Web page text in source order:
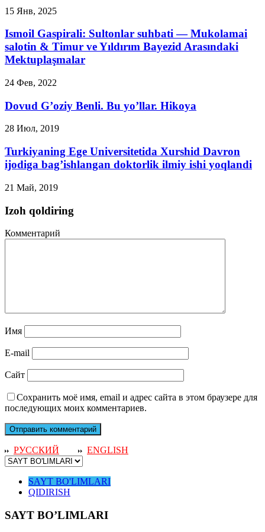
15 Янв, 2025
Ismoil Gaspirali: Sultonlar suhbati — Mukolamai
salotin & Timur ve Yıldırım Bayezid Arasındaki
Mektuplaşmalar
24 Фев, 2022
Dovud G’oziy Benli. Bu yo’llar. Hikoya
28 Июл, 2019
Turkiyaning Ege Universitetida Xurshid Davron
ijodiga bag’ishlangan doktorlik ilmiy ishi yoqlandi
21 Май, 2019
Izoh qoldiring
Комментарий
Имя
E-mail
Сайт
Сохранить моё имя, email и адрес сайта в этом браузере для
последующих моих комментариев.
РУССКИЙ ENGLISH
SAYT BO'LIMLARI
QIDIRISH
SAYT BO’LIMLARI